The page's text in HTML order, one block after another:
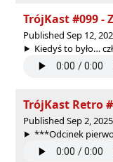
TrójKast #099 -
Published Sep 12,
Kiedyś to było…
TrójKast Retro
Published Sep 2,
***Odcinek